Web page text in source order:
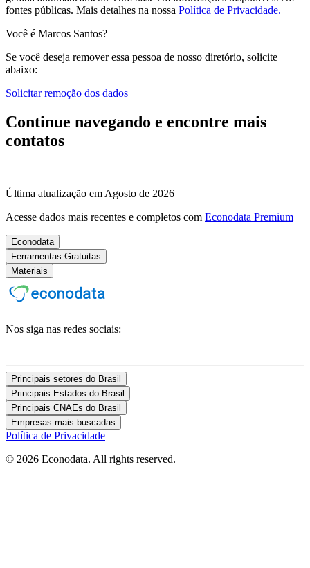
fontes públicas. Mais detalhes na nossa Política de Privacidade.
Você é Marcos Santos?
Se você deseja remover essa pessoa de nosso diretório, solicite
abaixo:
Solicitar remoção dos dados
Continue navegando e encontre mais
contatos
Última atualização em Agosto de 2026
Acesse dados mais recentes e completos com Econodata Premium
Econodata
Ferramentas Gratuitas
Materiais
Nos siga nas redes sociais:
Principais setores do Brasil
Principais Estados do Brasil
Principais CNAEs do Brasil
Empresas mais buscadas
Política de Privacidade
© 2026 Econodata. All rights reserved.